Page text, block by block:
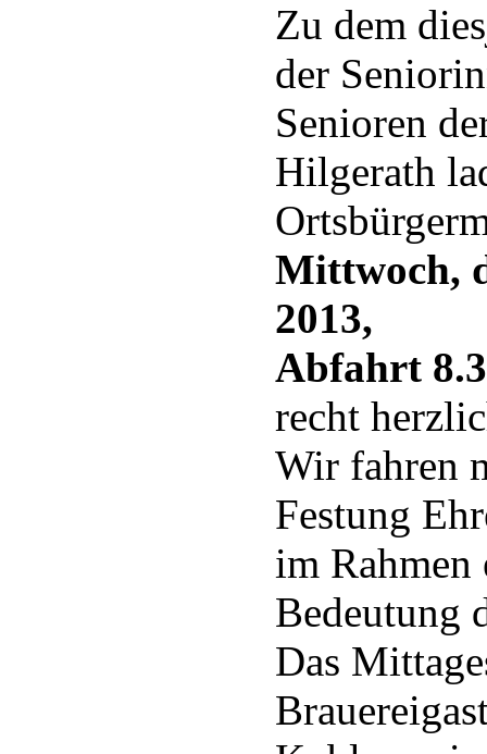
Zu dem
der
Senioren
Hilgerath
Mittwoch,
2013,
Abfahrt
recht
Wir fahren
Festung
im Rahmen
Bedeutung
Das